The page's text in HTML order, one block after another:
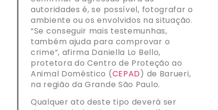
autoridades é, se possível, fotografar o
ambiente ou os envolvidos na situação.
“Se conseguir mais testemunhas,
também ajuda para comprovar o
crime”, afirma Daniella Lo Bello,
protetora do Centro de Proteção ao
Animal Doméstico (CEPAD) de Barueri,
na região da Grande São Paulo.
Qualquer ato deste tipo deverá ser